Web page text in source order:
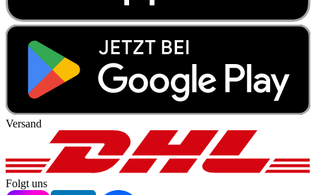
Versand
Folgt uns